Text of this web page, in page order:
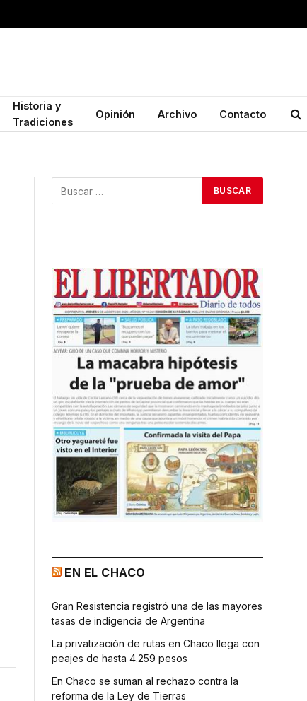
Historia y
Tradiciones
Opinión Archivo Contacto
EN EL CHACO
Gran Resistencia registró una de las mayores
tasas de indigencia de Argentina
La privatización de rutas en Chaco llega con
peajes de hasta 4.259 pesos
En Chaco se suman al rechazo contra la
reforma de la Ley de Tierras